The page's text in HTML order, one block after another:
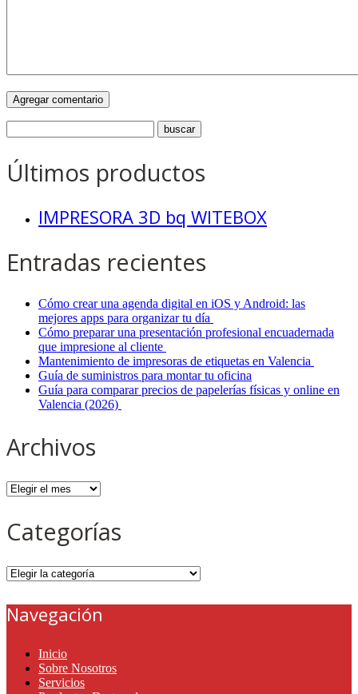
Últimos productos
IMPRESORA 3D bq WITEBOX
Entradas recientes
Cómo crear una agenda digital en iOS y Android: las
mejores apps para organizar tu día
Cómo preparar una presentación profesional encuadernada
que impresione al cliente
Mantenimiento de impresoras de etiquetas en Valencia
Guía de suministros para montar tu oficina
Guía para comparar precios de papelerías físicas y online en
Valencia (2026)
Archivos
Archivos
Categorías
Categorías
Navegación
Inicio
Sobre Nosotros
Servicios